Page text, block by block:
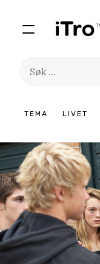
TEMA LIVET
Søk
innhold